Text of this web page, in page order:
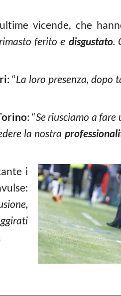
vicende, che
ferito e disgustato.
: “La loro presenza, dopo
: “Se riusciamo a
la nostra
i